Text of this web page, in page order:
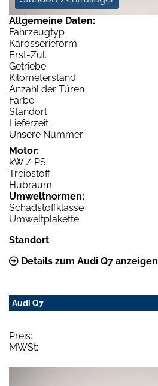
Allgemeine Daten:
Fahrzeugtyp
Karosserieform
Erst-Zul.
Getriebe
Kilometerstand
Anzahl der Türen
Farbe
Standort
Lieferzeit
Unsere Nummer
Motor:
kW / PS
Treibstoff
Hubraum
Umweltnormen:
Schadstoffklasse
Umweltplakette
Standort
Details zum Audi Q7 anzeigen
Audi Q7
Preis:
MWSt: